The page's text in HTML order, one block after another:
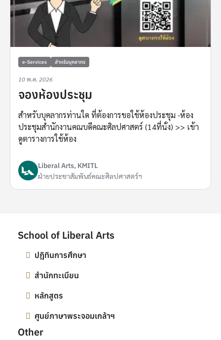
e-Services สำหรับบุคลากร
10 พ.ค. 2026
จองห้องประชุม
สำหรับบุคลากรท่านใด ที่ต้องการขอใช้ห้องประชุม -ห้อง
ประชุมสำนักงานคณบดีคณะศิลปศาสตร์ (14ที่นั่ง) >> เข้า
ดูตารางการใช้ห้อง
Liberal Arts, KMITL
ฝ่ายประชาสัมพันธ์คณะศิลปศาสตร์ฯ
School of Liberal Arts
ปฎิทินการศึกษา
สำนักทะเบียน
หลักสูตร
ศูนย์ภาษาพระจอมเกล้าฯ
Other